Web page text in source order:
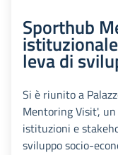
Sporthub
leva di
Si è riunito a
Mentoring Visit',
istituzioni e
sviluppo socio-